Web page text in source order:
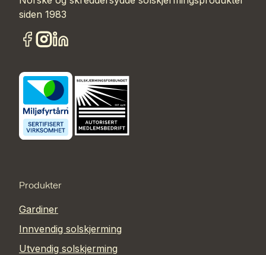
siden 1983
Produkter
Gardiner
Innvendig solskjerming
Utvendig solskjerming